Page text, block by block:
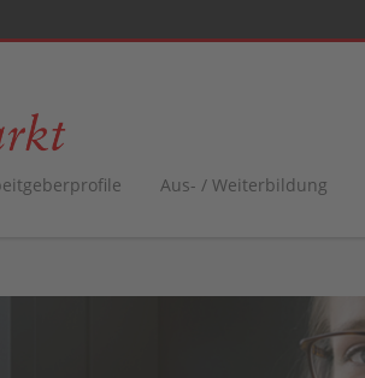
Aus- / Weiterbildung